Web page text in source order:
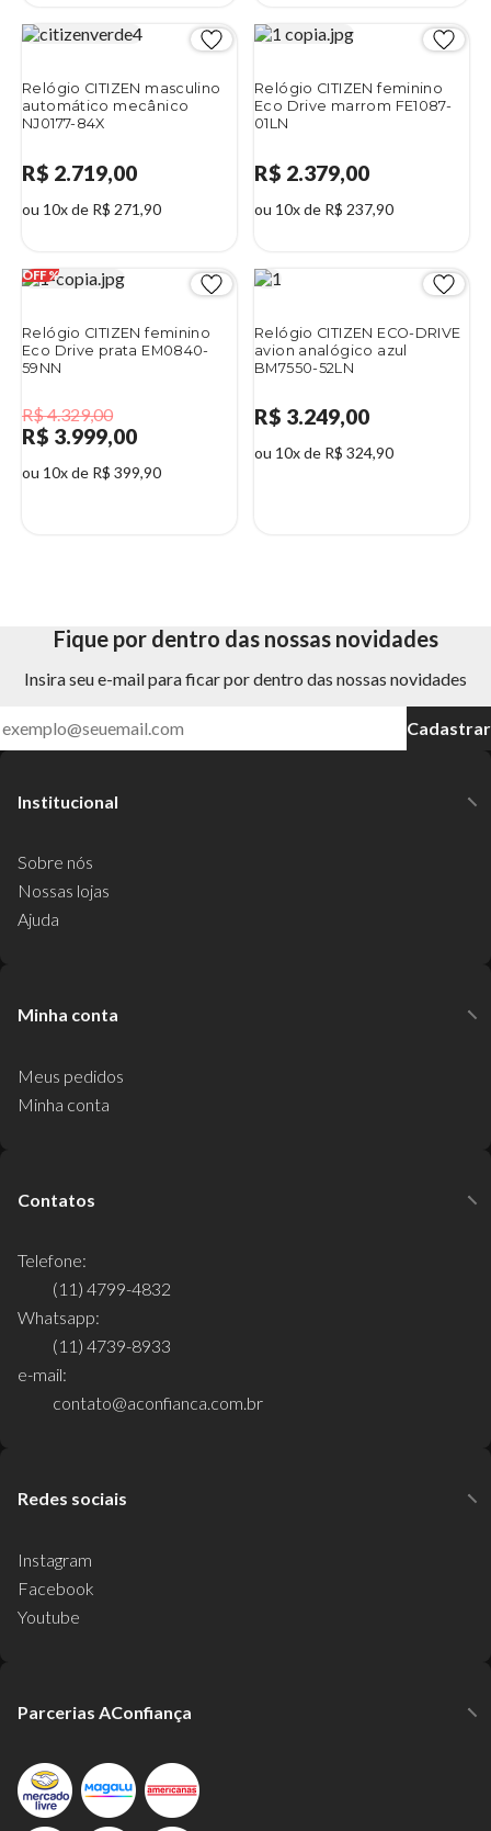
Relógio CITIZEN masculino
automático mecânico
NJ0177-84X
R$ 2.719,00
ou 10x de R$ 271,90
Relógio CITIZEN feminino
Eco Drive marrom FE1087-
01LN
R$ 2.379,00
ou 10x de R$ 237,90
Relógio CITIZEN feminino
Eco Drive prata EM0840-
59NN
R$ 4.329,00
R$ 3.999,00
ou 10x de R$ 399,90
Relógio CITIZEN ECO-DRIVE
avion analógico azul
BM7550-52LN
R$ 3.249,00
ou 10x de R$ 324,90
Fique por dentro das nossas novidades
Insira seu e-mail para ficar por dentro das nossas novidades
Cadastrar
Institucional
Sobre nós
Nossas lojas
Ajuda
Minha conta
Meus pedidos
Minha conta
Contatos
Telefone:
(11) 4799-4832
Whatsapp:
(11) 4739-8933
e-mail:
contato@aconfianca.com.br
Redes sociais
Instagram
Facebook
Youtube
Parcerias AConfiança